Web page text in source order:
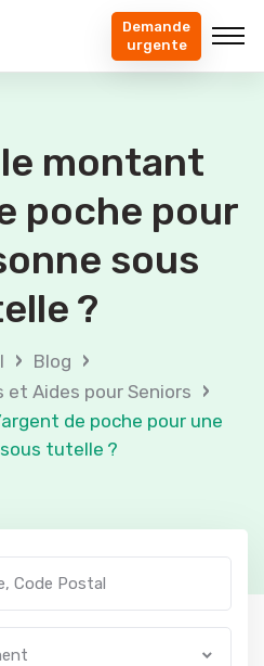
Demande
urgente
montant
poche pour
sous
?
› Blog ›
Aides pour Seniors ›
de poche pour une
tutelle ?